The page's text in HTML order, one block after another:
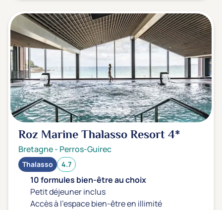
Roz Marine Thalasso Resort4*
Bretagne- Perros-Guirec
Thalasso 4.7
10 formules bien-être au choix
Petit déjeuner inclus
Accès à l'espace bien-être en illimité